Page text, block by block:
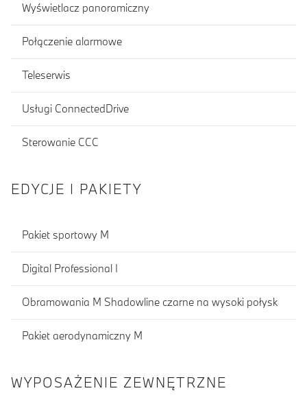
Wyświetlacz panoramiczny
Połączenie alarmowe
Teleserwis
Usługi ConnectedDrive
Sterowanie CCC
EDYCJE I PAKIETY
Pakiet sportowy M
Digital Professional I
Obramowania M Shadowline czarne na wysoki połysk
Pakiet aerodynamiczny M
WYPOSAŻENIE ZEWNĘTRZNE